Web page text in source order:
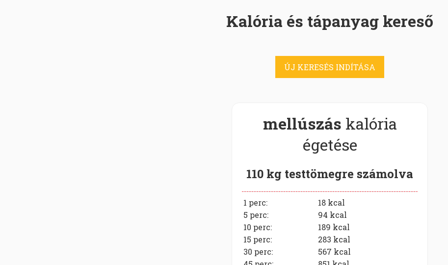
Kalória és tápanyag kereső
ÚJ KERESÉS INDÍTÁSA
mellúszás kalória
égetése
110 kg testtömegre számolva
1 perc: 18 kcal
5 perc:
94 kcal
10 perc:
189 kcal
15 perc:
283 kcal
30 perc:
567 kcal